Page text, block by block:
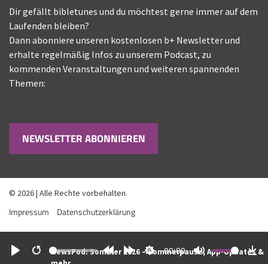
00:00
NewsPod: Sommer 2026 – Sommerpause, App-Updates &
Dir gefällt bibletunes und du möchtest gerne immer auf dem
Laufenden bleiben?
Dann abonniere unseren kostenlosen b+ Newsletter und
erhalte regelmäßig Infos zu unserem Podcast, zu
kommenden Veranstaltungen und weiteren spannenden
Themen:
NEWSLETTER ABONNIEREN
© 2026 | Alle Rechte vorbehalten.
Impressum Datenschutzerklärung